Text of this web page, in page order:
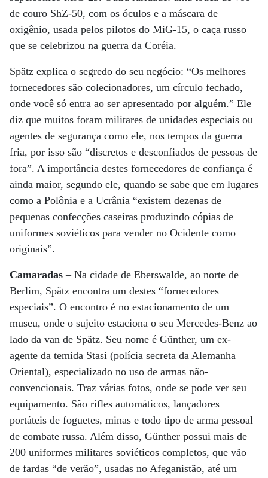
de couro ShZ-50, com os óculos e a máscara de
oxigênio, usada pelos pilotos do MiG-15, o caça russo
que se celebrizou na guerra da Coréia.
Spätz explica o segredo do seu negócio: “Os melhores
fornecedores são colecionadores, um círculo fechado,
onde você só entra ao ser apresentado por alguém.” Ele
diz que muitos foram militares de unidades especiais ou
agentes de segurança como ele, nos tempos da guerra
fria, por isso são “discretos e desconfiados de pessoas de
fora”. A importância destes fornecedores de confiança é
ainda maior, segundo ele, quando se sabe que em lugares
como a Polônia e a Ucrânia “existem dezenas de
pequenas confecções caseiras produzindo cópias de
uniformes soviéticos para vender no Ocidente como
originais”.
Camaradas– Na cidade de Eberswalde, ao norte de
Berlim, Spätz encontra um destes “fornecedores
especiais”. O encontro é no estacionamento de um
museu, onde o sujeito estaciona o seu Mercedes-Benz ao
lado da van de Spätz. Seu nome é Günther, um ex-
agente da temida Stasi (polícia secreta da Alemanha
Oriental), especializado no uso de armas não-
convencionais. Traz várias fotos, onde se pode ver seu
equipamento. São rifles automáticos, lançadores
portáteis de foguetes, minas e todo tipo de arma pessoal
de combate russa. Além disso, Günther possui mais de
200 uniformes militares soviéticos completos, que vão
de fardas “de verão”, usadas no Afeganistão, até um